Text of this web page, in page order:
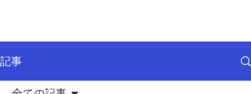
記事